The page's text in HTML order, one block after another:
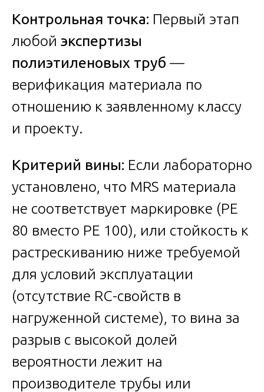
Контрольная точка: Первый этап
любой экспертизы
полиэтиленовых труб —
верификация материала по
отношению к заявленному классу
и проекту.
Критерий вины: Если лабораторно
установлено, что MRS материала
не соответствует маркировке (PE
80 вместо PE 100), или стойкость к
растрескиванию ниже требуемой
для условий эксплуатации
(отсутствие RC-свойств в
нагруженной системе), то вина за
разрыв с высокой долей
вероятности лежит на
производителе трубы или